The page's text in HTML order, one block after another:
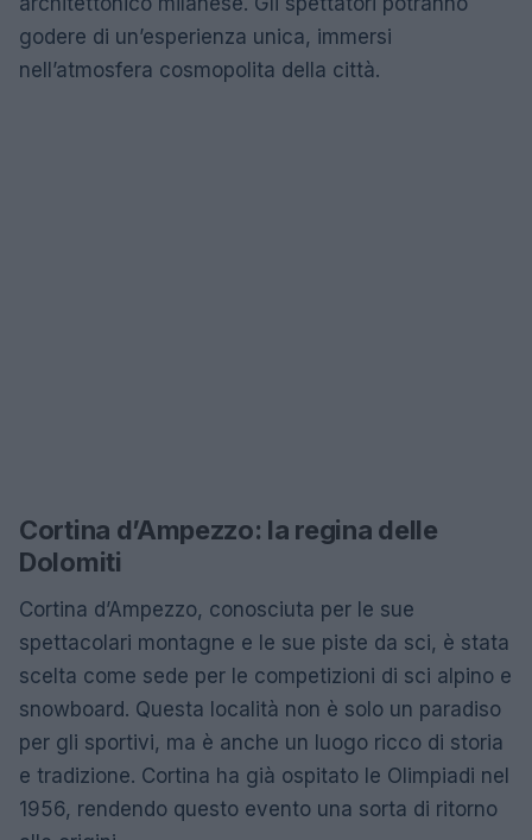
godere di un’esperienza unica, immersi
nell’atmosfera cosmopolita della città.
Cortina d’Ampezzo: la regina delle
Dolomiti
Cortina d’Ampezzo, conosciuta per le sue
spettacolari montagne e le sue piste da sci, è stata
scelta come sede per le competizioni di sci alpino e
snowboard. Questa località non è solo un paradiso
per gli sportivi, ma è anche un luogo ricco di storia
e tradizione. Cortina ha già ospitato le Olimpiadi nel
1956, rendendo questo evento una sorta di ritorno